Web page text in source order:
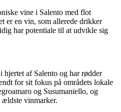
vine i Salento med flot
er en vin, som allerede drikker
har potentiale til at udvikle sig
af Salento og har rødder
for sit fokus på områdets lokale
og Susumaniello, og
ældste vinmarker.